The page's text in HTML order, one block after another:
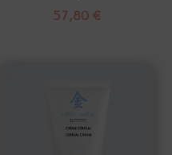
57,80 €